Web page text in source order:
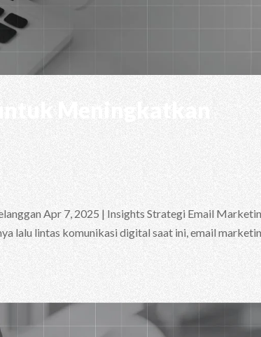
Apr 7, 2025 | Insights Strategi Email
lalu lintas komunikasi digital saat ini, email